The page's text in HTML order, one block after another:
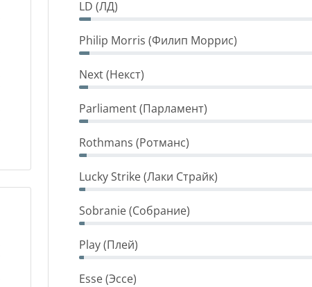
LD (ЛД)
Philip Morris (Филип Моррис)
Next (Некст)
Parliament (Парламент)
Rothmans (Ротманс)
Lucky Strike (Лаки Страйк)
Sobranie (Собрание)
Play (Плей)
Esse (Эссе)